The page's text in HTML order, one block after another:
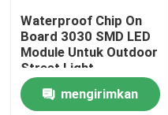
video
Modul Lampu Jalan
Waterproof Chip On
Board 3030 SMD LED
Module Untuk Outdoor
Street Light
mengirimkan